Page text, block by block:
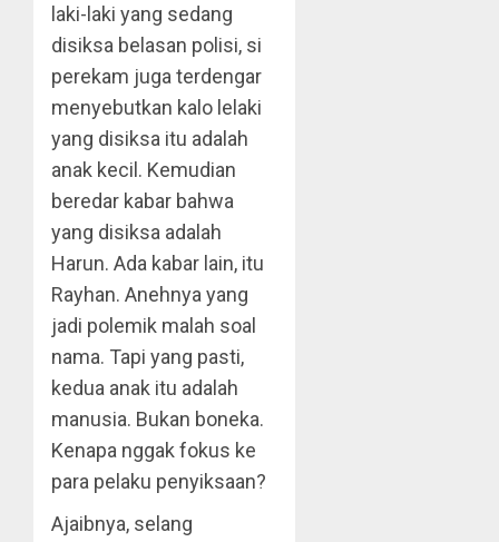
laki-laki yang sedang
disiksa belasan polisi, si
perekam juga terdengar
menyebutkan kalo lelaki
yang disiksa itu adalah
anak kecil. Kemudian
beredar kabar bahwa
yang disiksa adalah
Harun. Ada kabar lain, itu
Rayhan. Anehnya yang
jadi polemik malah soal
nama. Tapi yang pasti,
kedua anak itu adalah
manusia. Bukan boneka.
Kenapa nggak fokus ke
para pelaku penyiksaan?
Ajaibnya, selang